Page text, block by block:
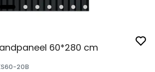
60*280 cm
20B